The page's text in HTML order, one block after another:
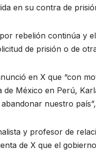
en su contra de
rebelión continúa y
de prisión o de
en X que “con
de México en Perú,
nuestro
y profesor de
de X que el